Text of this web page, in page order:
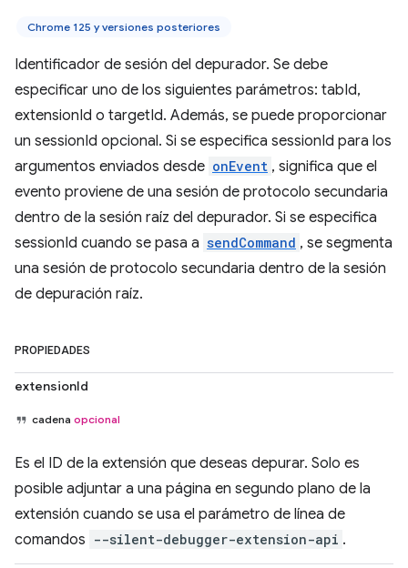
Chrome 125 y versiones posteriores
Identificador de sesión del depurador. Se debe
especificar uno de los siguientes parámetros: tabId,
extensionId o targetId. Además, se puede proporcionar
un sessionId opcional. Si se especifica sessionId para los
argumentos enviados desde onEvent , significa que el
evento proviene de una sesión de protocolo secundaria
dentro de la sesión raíz del depurador. Si se especifica
sessionId cuando se pasa a sendCommand , se segmenta
una sesión de protocolo secundaria dentro de la sesión
de depuración raíz.
PROPIEDADES
extensionId
cadena opcional
Es el ID de la extensión que deseas depurar. Solo es
posible adjuntar a una página en segundo plano de la
extensión cuando se usa el parámetro de línea de
comandos --silent-debugger-extension-api .